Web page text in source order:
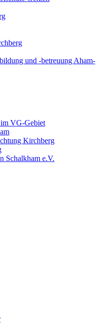
und -betreuung Aham-
VG-Gebiet
Kirchberg
Schalkham e.V.